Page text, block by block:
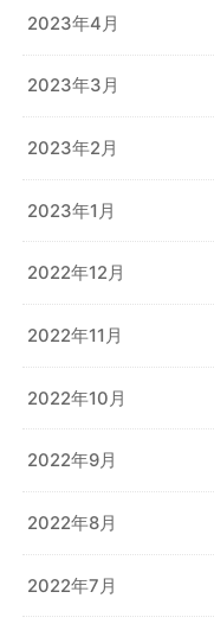
2023年4月
2023年3月
2023年2月
2023年1月
2022年12月
2022年11月
2022年10月
2022年9月
2022年8月
2022年7月